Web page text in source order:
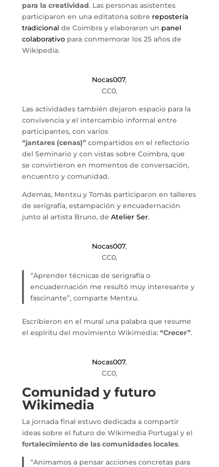
para la creatividad. Las personas asistentes
participaron en una editatona sobre repostería
tradicional de Coimbra y elaboraron un panel
colaborativopara conmemorar los 25 años de
Wikipedia.
Nocas007,
CC0,
Las actividades también dejaron espacio para la
convivencia y el intercambio informal entre
participantes, con varios
“jantares (cenas)”compartidos en el refectorio
del Seminario y con vistas sobre Coimbra, que
se convirtieron en momentos de conversación,
encuentro y comunidad.
Además, Mentxu y Tomás participaron en talleres
de serigrafía, estampación y encuadernación
junto al artista Bruno, de Atelier Ser.
Nocas007,
CC0,
“Aprender técnicas de serigrafía o
encuadernación me resultó muy interesante y
fascinante”, comparte Mentxu.
Escribieron en el mural una palabra que resume
el espíritu del movimiento Wikimedia: “Crecer”.
Nocas007,
CC0,
Comunidad y futuro
Wikimedia
La jornada final estuvo dedicada a compartir
ideas sobre el futuro de Wikimedia Portugal y el
fortalecimiento de las comunidades locales.
“Animamos a pensar acciones concretas para